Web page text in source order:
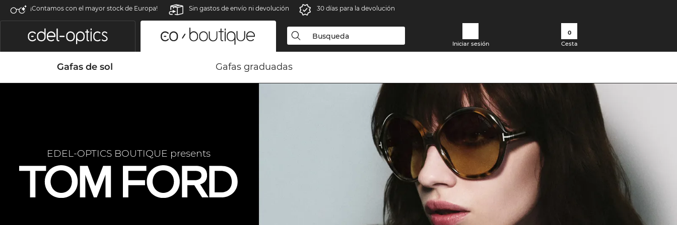
¡Contamos con el mayor stock de Europa! Sin gastos de envío ni devolución 30 días para la devolución
Iniciar sesión
0
Cesta
Gafas de sol Gafas graduadas
EDEL-OPTICS BOUTIQUE presents